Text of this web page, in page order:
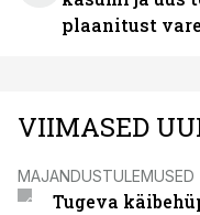
plaanitust
VIIMASED
MAJANDUSTULEMUSED
Tugeva